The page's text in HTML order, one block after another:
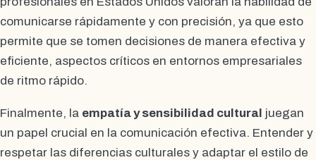
comunicarse rápidamente y con precisión, ya que esto
permite que se tomen decisiones de manera efectiva y
eficiente, aspectos críticos en entornos empresariales
de ritmo rápido.
Finalmente, la empatía y sensibilidad cultural juegan
un papel crucial en la comunicación efectiva. Entender y
respetar las diferencias culturales y adaptar el estilo de